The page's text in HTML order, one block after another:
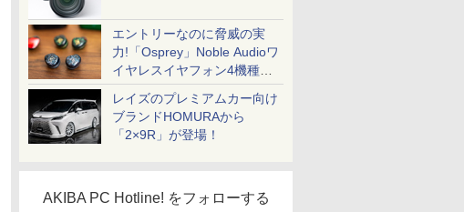
エントリーなのに脅威の実
力!「Osprey」Noble Audioワ
イヤレスイヤフォン4機種を
一気に聴く
レイズのプレミアムカー向け
ブランドHOMURAから
「2×9R」が登場！
AKIBA PC Hotline! をフォローする